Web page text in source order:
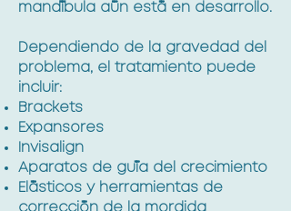
mandíbula aún está en desarrollo.
Dependiendo de la gravedad del
problema, el tratamiento puede
incluir:
Brackets
Expansores
Invisalign
Aparatos de guía del crecimiento
Elásticos y herramientas de
corrección de la mordida